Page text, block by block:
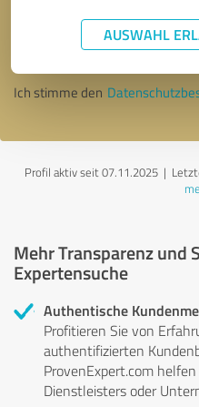
AUSWAHL
Ich stimme den
Profil aktiv seit 07.11.2025 |
Mehr Transparenz und
Expertensuche
Authentische
Profitieren Sie von
authentifizierten
ProvenExpert.com
Dienstleisters oder